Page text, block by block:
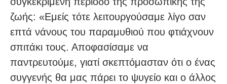
ζωής: «Εμείς τότε λειτουργούσαμε λίγο σαν
επτά νάνους του παραμυθιού που φτιάχνουν
σπιτάκι τους. Αποφασίσαμε να
παντρευτούμε, γιατί σκεπτόμασταν ότι ο ένας
συγγενής θα μας πάρει το ψυγείο και ο άλλος